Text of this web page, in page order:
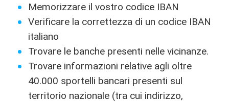
Memorizzare il vostro codice IBAN
Verificare la correttezza di un codice IBAN
italiano
Trovare le banche presenti nelle vicinanze.
Trovare informazioni relative agli oltre
40.000 sportelli bancari presenti sul
territorio nazionale (tra cui indirizzo,